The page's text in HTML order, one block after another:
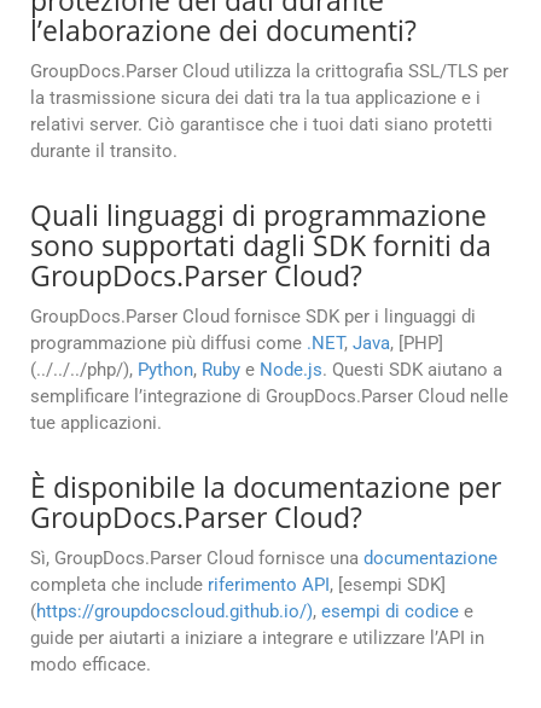
l’elaborazione dei documenti?
GroupDocs.Parser Cloud utilizza la crittografia SSL/TLS per
la trasmissione sicura dei dati tra la tua applicazione e i
relativi server. Ciò garantisce che i tuoi dati siano protetti
durante il transito.
Quali linguaggi di programmazione
sono supportati dagli SDK forniti da
GroupDocs.Parser Cloud?
GroupDocs.Parser Cloud fornisce SDK per i linguaggi di
programmazione più diffusi come .NET, Java, [PHP]
(../../../php/), Python, Ruby e Node.js. Questi SDK aiutano a
semplificare l’integrazione di GroupDocs.Parser Cloud nelle
tue applicazioni.
È disponibile la documentazione per
GroupDocs.Parser Cloud?
Sì, GroupDocs.Parser Cloud fornisce una documentazione
completa che include riferimento API, [esempi SDK]
(https://groupdocscloud.github.io/), esempi di codice e
guide per aiutarti a iniziare a integrare e utilizzare l’API in
modo efficace.